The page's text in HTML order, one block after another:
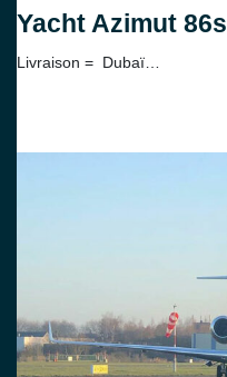
Yacht Azimut 86s
Livraison = Dubaï…